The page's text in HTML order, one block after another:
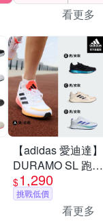
看更多
【adidas 愛迪達】
DURAMO SL 跑鞋
運動鞋 慢跑鞋 男
鞋/女鞋 (多款任選)
$1,290
挑戰低價
看更多